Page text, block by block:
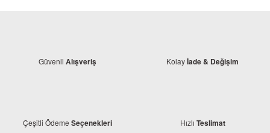
Honda
Güvenli Alışveriş Kolayİade & Değişim
Çeşitli Ödeme Seçenekleri Hızlı Teslimat